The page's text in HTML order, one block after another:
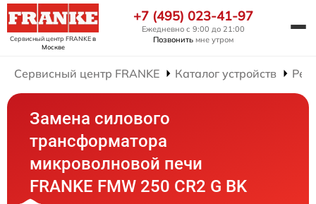
Сервисный центр FRANKEв
Москве
+7 (495) 023-41-97
Ежедневно с 9:00 до 21:00
Позвонить мне утром
Сервисный центр FRANKE Каталог устройств
Замена силового
трансформатора
микроволновой печи
FRANKE FMW 250 CR2 G BK